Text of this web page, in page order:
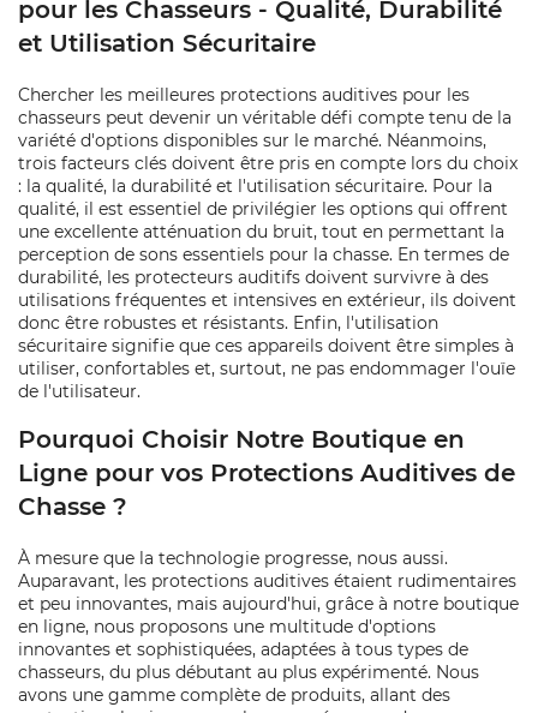
pour les Chasseurs - Qualité, Durabilité
et Utilisation Sécuritaire
Chercher les meilleures protections auditives pour les
chasseurs peut devenir un véritable défi compte tenu de la
variété d'options disponibles sur le marché. Néanmoins,
trois facteurs clés doivent être pris en compte lors du choix
: la qualité, la durabilité et l'utilisation sécuritaire. Pour la
qualité, il est essentiel de privilégier les options qui offrent
une excellente atténuation du bruit, tout en permettant la
perception de sons essentiels pour la chasse. En termes de
durabilité, les protecteurs auditifs doivent survivre à des
utilisations fréquentes et intensives en extérieur, ils doivent
donc être robustes et résistants. Enfin, l'utilisation
sécuritaire signifie que ces appareils doivent être simples à
utiliser, confortables et, surtout, ne pas endommager l'ouïe
de l'utilisateur.
Pourquoi Choisir Notre Boutique en
Ligne pour vos Protections Auditives de
Chasse ?
À mesure que la technologie progresse, nous aussi.
Auparavant, les protections auditives étaient rudimentaires
et peu innovantes, mais aujourd'hui, grâce à notre boutique
en ligne, nous proposons une multitude d'options
innovantes et sophistiquées, adaptées à tous types de
chasseurs, du plus débutant au plus expérimenté. Nous
avons une gamme complète de produits, allant des